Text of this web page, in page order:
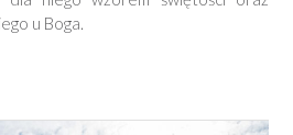
u Boga.